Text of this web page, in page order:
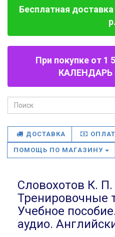
Бесплатная
р.
При покупке от 1
ДОСТАВКА
ПОМОЩЬ ПО МАГАЗИНУ
Словохотов К.
Тренировочные
Учебное
аудио.